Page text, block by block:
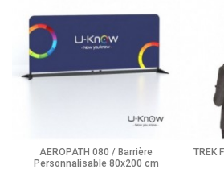
AEROPATH 080 / Barrière
Personnalisable 80x200 cm
TREK